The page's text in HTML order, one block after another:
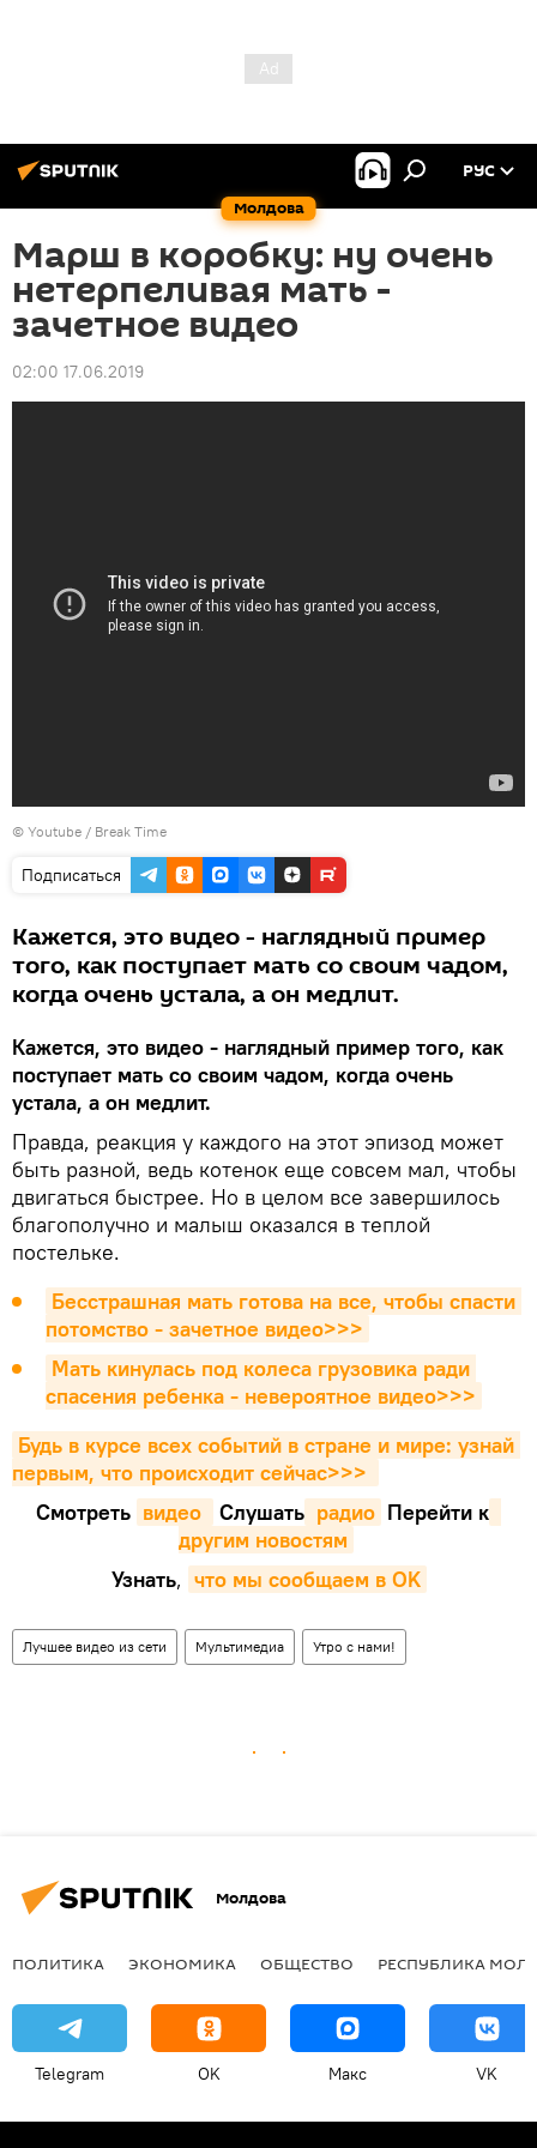
Молдова
РУС
Марш в коробку: ну очень
нетерпеливая мать -
зачетное видео
02:00 17.06.2019
© Youtube / Break Time
Подписаться
Кажется, это видео - наглядный пример
того, как поступает мать со своим чадом,
когда очень устала, а он медлит.
Кажется, это видео - наглядный пример того, как
поступает мать со своим чадом, когда очень
устала, а он медлит.
Правда, реакция у каждого на этот эпизод может
быть разной, ведь котенок еще совсем мал, чтобы
двигаться быстрее. Но в целом все завершилось
благополучно и малыш оказался в теплой
постельке.
Бесстрашная мать готова на все, чтобы спасти
потомство - зачетное видео>>>
Мать кинулась под колеса грузовика ради
спасения ребенка - невероятное видео>>>
Будь в курсе всех событий в стране и мире: узнай
первым, что происходит сейчаc>>>
Смотреть видео Cлушать радио Перейти к
другим новостям
Узнать, что мы сообщаем в OK
Лучшее видео из сети Мультимедиа Утро с нами!
Молдова
ПОЛИТИКА ЭКОНОМИКА ОБЩЕСТВО РЕСПУБЛИКА
Telegram OK Макс VK